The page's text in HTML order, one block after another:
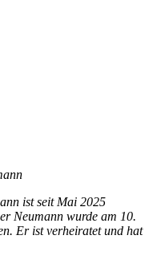
ist seit Mai 2025
Neumann wurde am 10.
Er ist verheiratet und hat